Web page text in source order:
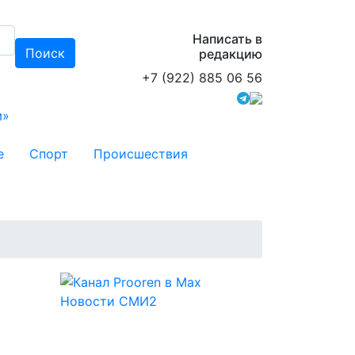
Написать в
редакцию
+7 (922) 885 06 56
Поиск
Спорт
Происшествия
Новости СМИ2